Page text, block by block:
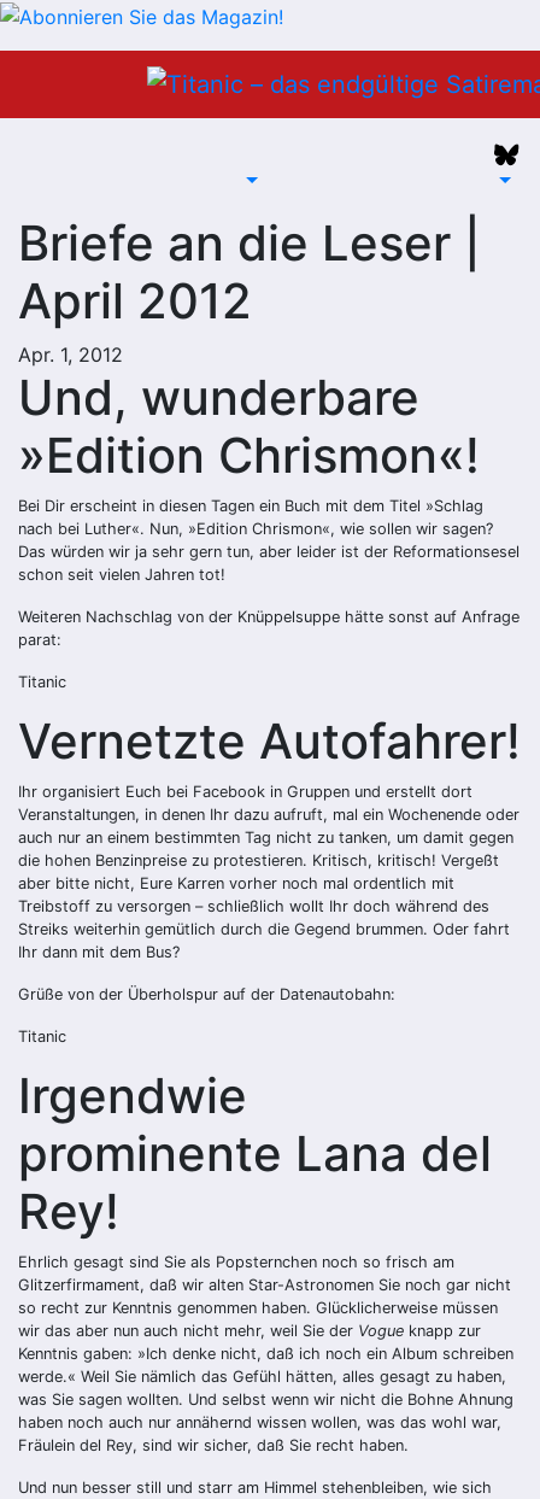
Briefe an die Leser |
April 2012
Apr. 1, 2012
Und, wunderbare
»Edition Chrismon«!
Bei Dir erscheint in diesen Tagen ein Buch mit dem Titel »Schlag
nach bei Luther«. Nun, »Edition Chrismon«, wie sollen wir sagen?
Das würden wir ja sehr gern tun, aber leider ist der Reformationsesel
schon seit vielen Jahren tot!
Weiteren Nachschlag von der Knüppelsuppe hätte sonst auf Anfrage
parat:
Titanic
Vernetzte Autofahrer!
Ihr organisiert Euch bei Facebook in Gruppen und erstellt dort
Veranstaltungen, in denen Ihr dazu aufruft, mal ein Wochenende oder
auch nur an einem bestimmten Tag nicht zu tanken, um damit gegen
die hohen Benzinpreise zu protestieren. Kritisch, kritisch! Vergeßt
aber bitte nicht, Eure Karren vorher noch mal ordentlich mit
Treibstoff zu versorgen – schließlich wollt Ihr doch während des
Streiks weiterhin gemütlich durch die Gegend brummen. Oder fahrt
Ihr dann mit dem Bus?
Grüße von der Überholspur auf der Datenautobahn:
Titanic
Irgendwie
prominente Lana del
Rey!
Ehrlich gesagt sind Sie als Popsternchen noch so frisch am
Glitzerfirmament, daß wir alten Star-Astronomen Sie noch gar nicht
so recht zur Kenntnis genommen haben. Glücklicherweise müssen
wir das aber nun auch nicht mehr, weil Sie der Vogue knapp zur
Kenntnis gaben: »Ich denke nicht, daß ich noch ein Album schreiben
werde.« Weil Sie nämlich das Gefühl hätten, alles gesagt zu haben,
was Sie sagen wollten. Und selbst wenn wir nicht die Bohne Ahnung
haben noch auch nur annähernd wissen wollen, was das wohl war,
Fräulein del Rey, sind wir sicher, daß Sie recht haben.
Und nun besser still und starr am Himmel stehenbleiben, wie sich